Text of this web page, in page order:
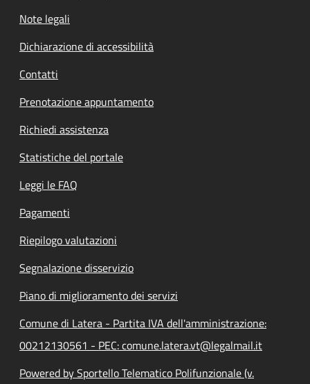
Note legali
Dichiarazione di accessibilità
Contatti
Prenotazione appuntamento
Richiedi assistenza
Statistiche del portale
Leggi le FAQ
Pagamenti
Riepilogo valutazioni
Segnalazione disservizio
Piano di miglioramento dei servizi
Comune di Latera - Partita IVA dell'amministrazione:
00212130561 - PEC: comune.latera.vt@legalmail.it
Powered by Sportello Telematico Polifunzionale (v.